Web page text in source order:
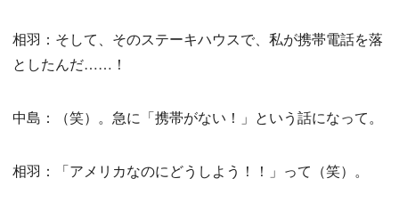
相羽：そして、そのステーキハウスで、私が携帯電話を落
としたんだ……！
中島：（笑）。急に「携帯がない！」という話になって。
相羽：「アメリカなのにどうしよう！！」って（笑）。